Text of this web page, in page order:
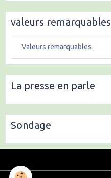
valeurs remarquables
Valeurs remarquables
La presse en parle
Sondage